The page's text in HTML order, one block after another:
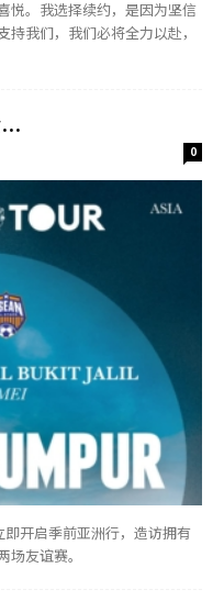
悦。我选择续约，是因为坚信
我们，我们必将全力以赴，
0
开启季前亚洲行，造访拥有
友谊赛。